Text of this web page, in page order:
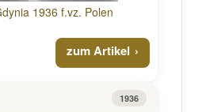
1936 f.vz. Polen
zum Artikel
1936